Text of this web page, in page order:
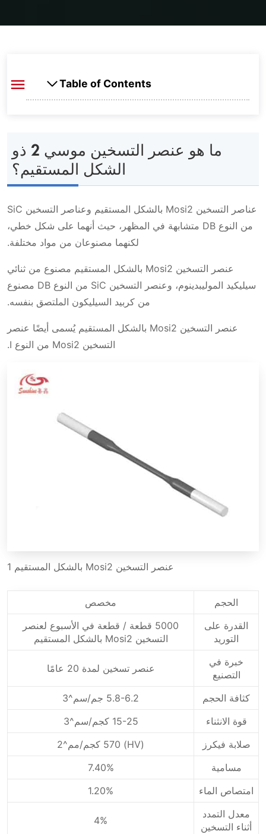
Table of Contents
المستقيم؟
المواصفات
بيانات المرجع لعنصر التسخين موسي 2 ذو الشكل
المستقيم
الشكل المستقيم
ميزات عنصر التسخين موسي 2 ذو الشكل المستقيم
استبدال عنصر التسخين موسي 2
يتم تعريف عناصر التسخين موسي 2 ذو
الشكل المستقيم على النحو التالي:
ما هو عنصر التسخين موسي 2 ذو
الشكل المستقيم؟
عناصر التسخين Mosi2 بالشكل المستقيم وعناصر التسخين SiC
من النوع DB متشابهة في المظهر، حيث أنهما على شكل خطي،
لكنهما مصنوعان من مواد مختلفة.
عنصر التسخين Mosi2 بالشكل المستقيم مصنوع من ثنائي
سيليكيد الموليبدينوم، وعنصر التسخين SiC من النوع DB مصنوع
من كربيد السيليكون الملتصق بنفسه.
عنصر التسخين Mosi2 بالشكل المستقيم يُسمى أيضًا عنصر
التسخين Mosi2 من النوع I.
عنصر التسخين Mosi2 بالشكل المستقيم 1
الحجم
مخصص
القدرة على
التوريد
5000 قطعة / قطعة في الأسبوع لعنصر
التسخين Mosi2 بالشكل المستقيم
خبرة في
التصنيع
عنصر تسخين لمدة 20 عامًا
كثافة الحجم
5.8-6.2 جم/سم^3
قوة الانثناء
15-25 كجم/سم^3
صلابة فيكرز
(HV) 570 كجم/مم^2
مسامية
7.40%
امتصاص الماء
1.20%
معدل التمدد
أثناء التسخين
4%